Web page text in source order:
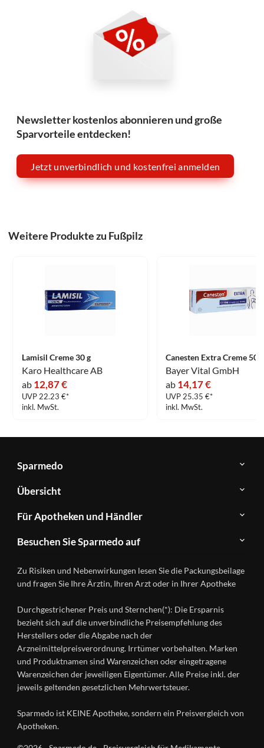
Newsletter kostenlos abonnieren und große
Sparvorteile entdecken!
Jetzt unverbindlich und kostenfrei anmelden
Weitere Produkte zu Fußpilz
Lamisil Creme 30 g
Karo Healthcare AB
ab 12,87 €
UVP 22.23 €*
inkl. MwSt.
Canesten Extra Creme 50 g
Bayer Vital GmbH
ab 14,17 €
UVP 25.35 €*
inkl. MwSt.
Sparmedo
Über
Sparmedo
FAQ
Kontakt
Datenschutz
Nutzungsbedingungen
Übersicht
Herstellerverzeichnis
Produkte
A-
Ratgeber
Wirkstoffe
Gesundheitsmagazin
Für Apotheken und Händler
&
Händlerlogin
Besuchen Sie Sparmedo auf
Instagram
Zu Risiken und Nebenwirkungen lesen Sie die Packungsbeilage
und fragen Sie Ihre Ärztin, Ihren Arzt oder in Ihrer Apotheke
Durchgestrichener Preis und Sternchen(*): Die Ersparnis
bezieht sich auf die unverbindliche Preisempfehlung des
Herstellers oder die Abgabe nach der
Arzneimittelpreisverordnung. Irrtümer vorbehalten. Marken
und Produktnamen sind Warenzeichen oder eingetragene
Warenzeichen der jeweiligen Eigentümer. Alle Preise inkl. der
jeweils geltenden gesetzlichen Mehrwertsteuer.
Sparmedo ist KEINE Apotheke, sondern ein Preisvergleich von
Apotheken.